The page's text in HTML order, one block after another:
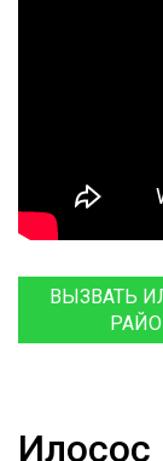
ВЫЗВАТЬ